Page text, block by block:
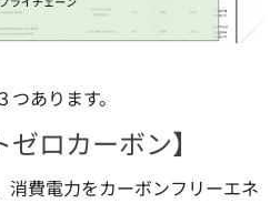
あります。
ロカーボン】
消費電力をカーボンフリーエネ